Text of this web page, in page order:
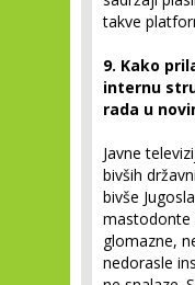
takve
9. Kako
internu
rada u
Javne
bivših
bivše
mastodonte
glomazne,
nedorasle